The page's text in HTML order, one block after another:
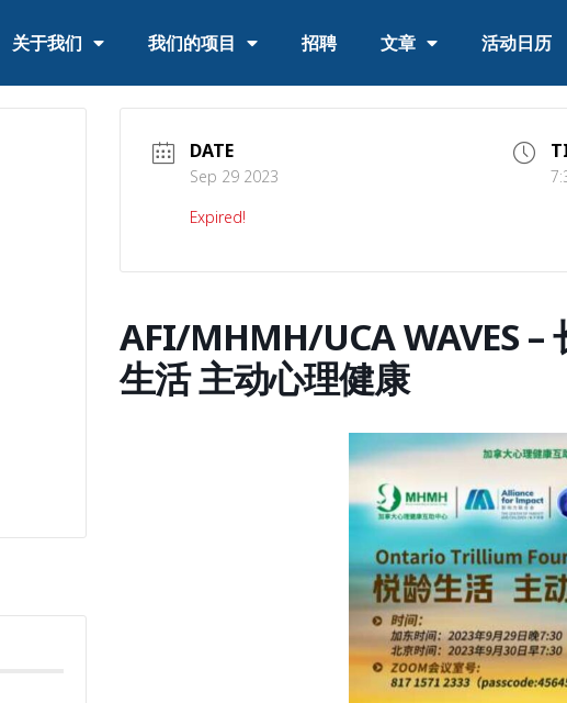
关于我们 我们的项目 招聘 文章 活动日历
DATE
Sep 29 2023
Expired!
AFI/MHMH/UCA WAVES –
生活 主动心理健康